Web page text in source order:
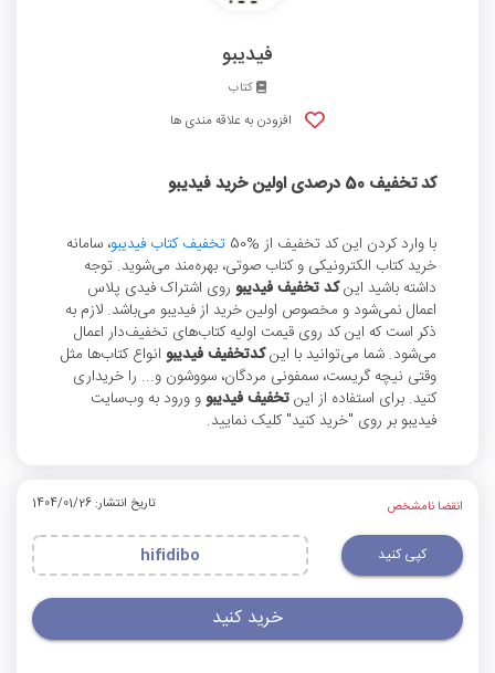
فیدیبو
کتاب
افزودن به علاقه مندی ها
کد تخفیف 50 درصدی اولین خرید فیدیبو
با وارد کردن این کد تخفیف از %50 تخفیف کتاب فیدیبو، سامانه
خرید کتاب الکترونیکی و کتاب صوتی، بهره‌مند می‌شوید. توجه
داشته باشید اینکد تخفیف فیدیبوروی اشتراک‌ فیدی پلاس
اعمال نمی‌شود و مخصوص اولین خرید از فیدیبو می‌باشد. لازم به
ذکر است که این کد روی قیمت اولیه کتاب‌های تخفیف‌دار اعمال
می‌شود. شما می‌توانید با اینکدتخفیف فیدیبوانواع کتاب‌ها مثل
وقتی نیچه گریست، سمفونی مردگان، سووشون و... را خریداری
کنید. برای استفاده از اینتخفیف فیدیبوو ورود به وب‌سایت
فیدیبو بر روی "خرید کنید" کلیک نمایید.
انقضا نامشخص تاریخ انتشار: 1404/01/26
کپی کنید hifidibo
خرید کنید